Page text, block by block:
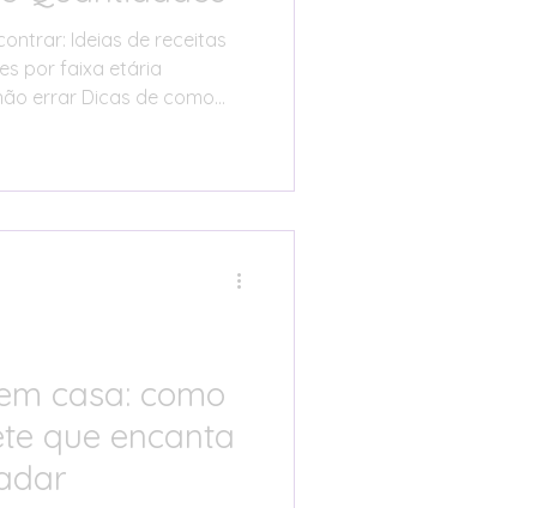
Ideias de receitas
por faixa etária
errar Dicas de como
casa: como
que encanta